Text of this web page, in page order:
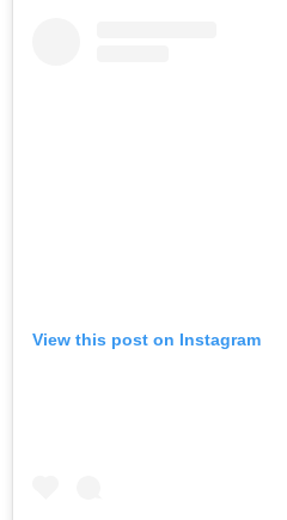
View this post on Instagram